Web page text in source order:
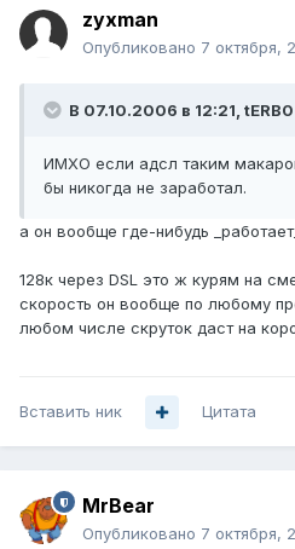
zyxman
Опубликовано 7 октября,
В 07.10.2006 в 12:21,
ИМХО если адсл таким
бы никогда не заработал.
а он вообще где-нибудь
128к через DSL это ж курям на
скорость он вообще по любому
любом числе скруток даст на
Вставить ник Цитата
MrBear
Опубликовано 7 октября,